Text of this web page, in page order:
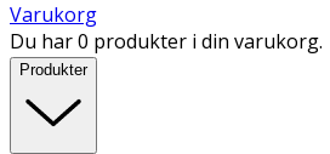
Varukorg
Du har 0 produkter i din varukorg.
Produkter